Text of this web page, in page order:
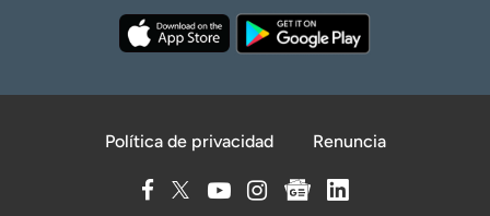
Política de privacidad Renuncia